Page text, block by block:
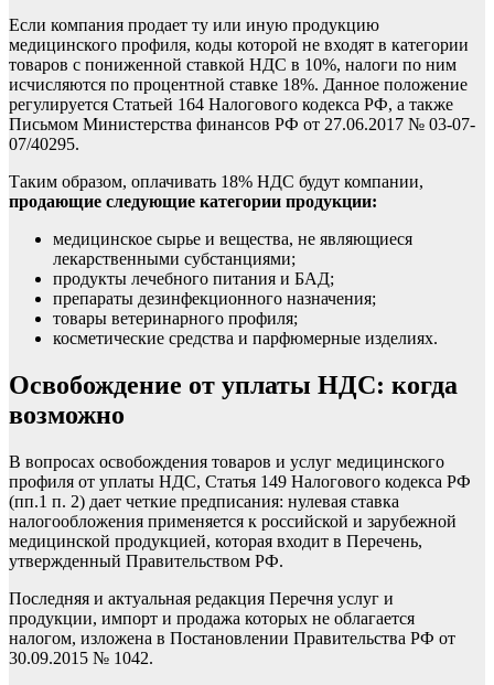
Если компания продает ту или иную продукцию
медицинского профиля, коды которой не входят в категории
товаров с пониженной ставкой НДС в 10%, налоги по ним
исчисляются по процентной ставке 18%. Данное положение
регулируется Статьей 164 Налогового кодекса РФ, а также
Письмом Министерства финансов РФ от 27.06.2017 № 03-07-
07/40295.
Таким образом, оплачивать 18% НДС будут компании,
продающие следующие категории продукции:
медицинское сырье и вещества, не являющиеся
лекарственными субстанциями;
продукты лечебного питания и БАД;
препараты дезинфекционного назначения;
товары ветеринарного профиля;
косметические средства и парфюмерные изделиях.
Освобождение от уплаты НДС: когда
возможно
В вопросах освобождения товаров и услуг медицинского
профиля от уплаты НДС, Статья 149 Налогового кодекса РФ
(пп.1 п. 2) дает четкие предписания: нулевая ставка
налогообложения применяется к российской и зарубежной
медицинской продукцией, которая входит в Перечень,
утвержденный Правительством РФ.
Последняя и актуальная редакция Перечня услуг и
продукции, импорт и продажа которых не облагается
налогом, изложена в Постановлении Правительства РФ от
30.09.2015 № 1042.